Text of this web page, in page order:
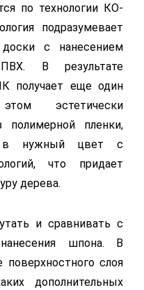
по технологии КО-
подразумевает
доски с нанесением
ПВХ. В результате
получает еще один
эстетически
полимерной пленки,
в нужный цвет с
что придает
дерева.
и сравнивать с
шпона. В
слоя
дополнительных